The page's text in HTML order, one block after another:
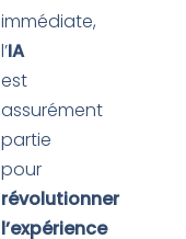
immédiate,
l’IA
est
assurément
partie
pour
révolutionner
l’expérience